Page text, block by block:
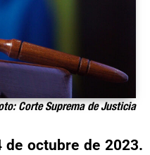
Corte Suprema de Justicia
de octubre de 2023.